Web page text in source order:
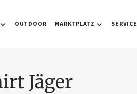
OUTDOOR MARKTPLATZ SERVICE
Jäger